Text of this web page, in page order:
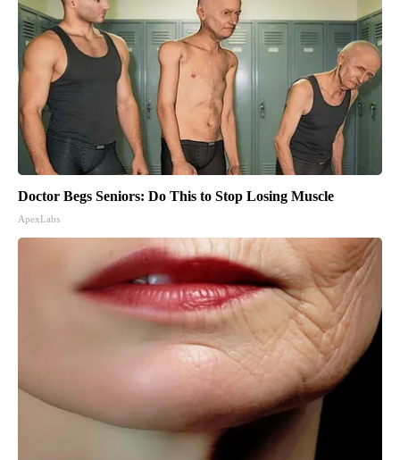
Doctor Begs Seniors: Do This to Stop Losing Muscle
ApexLabs